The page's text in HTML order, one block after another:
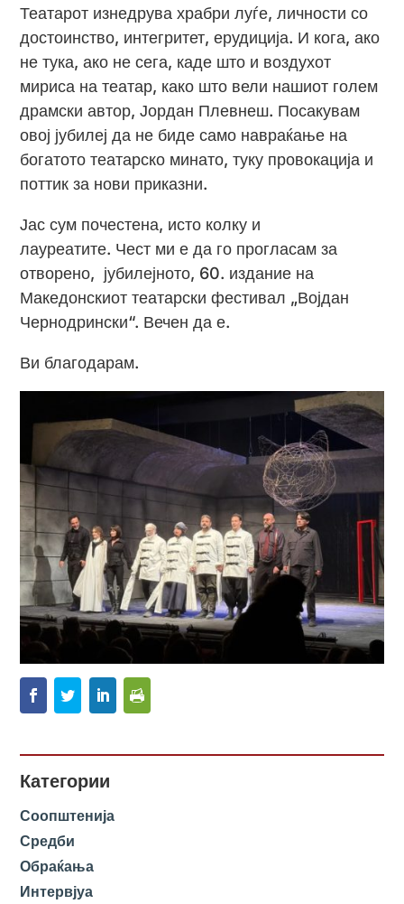
Театарот изнедрува храбри луѓе, личности со
достоинство, интегритет, ерудиција. И кога, ако
не тука, ако не сега, каде што и воздухот
мириса на театар, како што вели нашиот голем
драмски автор, Јордан Плевнеш. Посакувам
овој јубилеј да не биде само навраќање на
богатото театарско минато, туку провокација и
поттик за нови приказни.
Јас сум почестена, исто колку и
лауреатите. Чест ми е да го прогласам за
отворено, јубилејното, 60. издание на
Македонскиот театарски фестивал „Војдан
Чернодрински“. Вечен да е.
Ви благодарам.
Категории
Соопштенија
Средби
Обраќања
Интервјуа